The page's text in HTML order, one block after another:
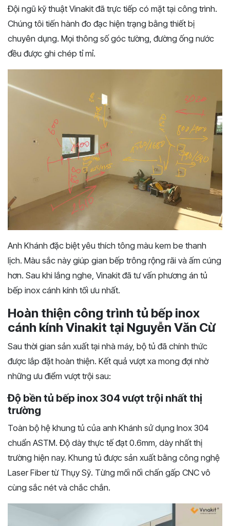
Đội ngũ kỹ thuật Vinakit đã trực tiếp có mặt tại công trình.
Chúng tôi tiến hành đo đạc hiện trạng bằng thiết bị
chuyên dụng. Mọi thông số góc tường, đường ống nước
đều được ghi chép tỉ mỉ.
Anh Khánh đặc biệt yêu thích tông màu kem be thanh
lịch. Màu sắc này giúp gian bếp trông rộng rãi và ấm cúng
hơn. Sau khi lắng nghe, Vinakit đã tư vấn phương án tủ
bếp inox cánh kính tối ưu nhất.
Hoàn thiện công trình tủ bếp inox
cánh kính Vinakit tại Nguyễn Văn Cừ
Sau thời gian sản xuất tại nhà máy, bộ tủ đã chính thức
được lắp đặt hoàn thiện. Kết quả vượt xa mong đợi nhờ
những ưu điểm vượt trội sau:
Độ bền tủ bếp inox 304 vượt trội nhất thị
trường
Toàn bộ hệ khung tủ của anh Khánh sử dụng Inox 304
chuẩn ASTM. Độ dày thực tế đạt 0.6mm, dày nhất thị
trường hiện nay. Khung tủ được sản xuất bằng công nghệ
Laser Fiber từ Thụy Sỹ. Từng mối nối chấn gấp CNC vô
cùng sắc nét và chắc chắn.